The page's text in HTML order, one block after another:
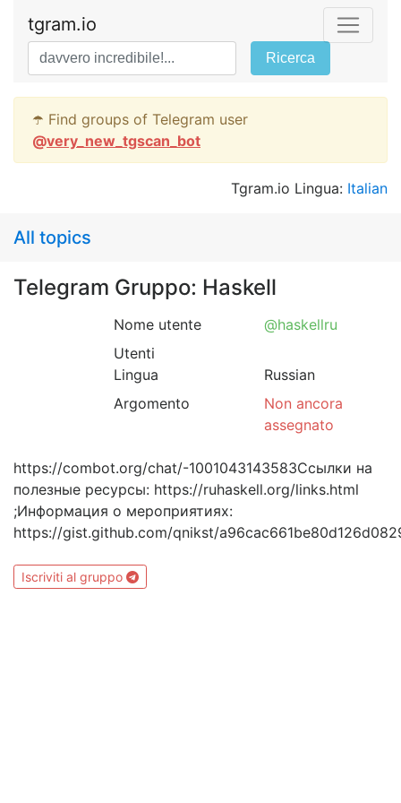
tgram.io
Ricerca
☂️ Find groups of Telegram user
@very_new_tgscan_bot
Tgram.io Lingua: Italian
All topics
Telegram Gruppo: Haskell
Nome utente
@haskellru
Utenti
Lingua
Russian
Argomento
Non ancora
assegnato
https://combot.org/chat/-1001043143583Ссылки на
полезные ресурсы: https://ruhaskell.org/links.html
;Информация о мероприятиях:
https://gist.github.com/qnikst/
Iscriviti al gruppo